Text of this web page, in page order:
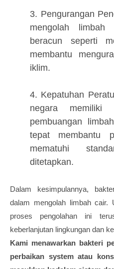
3. Pengurangan
mengolah
beracun seperti
membantu
iklim.
4. Kepatuhan
negara memiliki
pembuangan
tepat membantu
mematuhi
ditetapkan.
Dalam kesimpulannya,
dalam mengolah limbah cair.
proses pengolahan ini
keberlanjutan lingkungan dan
Kami menawarkan bakteri
perbaikan system atau